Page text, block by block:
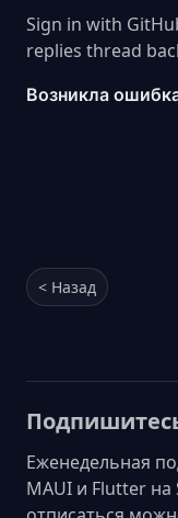
Sign in with
replies thread
< Назад
Еженедельная
MAUI и Flutter